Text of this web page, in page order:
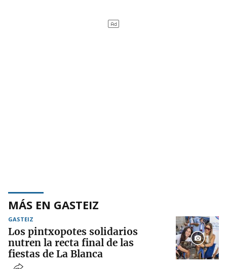
MÁS EN GASTEIZ
GASTEIZ
Los pintxopotes solidarios
nutren la recta final de las
fiestas de La Blanca